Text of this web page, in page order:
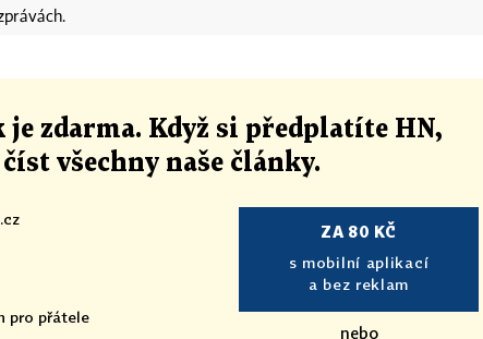
je zdarma. Když si předplatíte HN,
číst všechny naše články.
pro přátele
ZA 80 KČ
s mobilní aplikací
a bez reklam
nebo